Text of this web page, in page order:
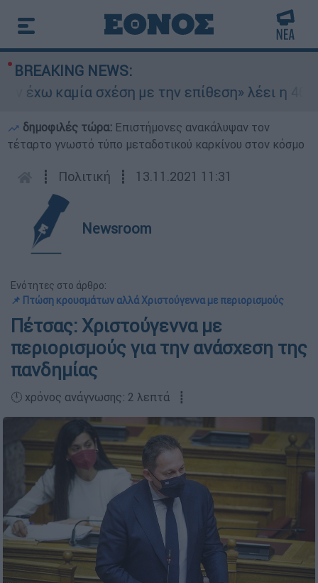
BREAKING NEWS:
καμία σχέση με την επίθεση» λέει η
δημοφιλές τώρα: Επιστήμονες ανακάλυψαν τον
τέταρτο γνωστό τύπο μεταδοτικού καρκίνου στον κόσμο
┋ Πολιτική ┋ 13.11.2021 11:31
Newsroom
Ενότητες στο άρθρο:
📌 Πτώση κρουσμάτων αλλά Χριστούγεννα με περιορισμούς
Πέτσας: Χριστούγεννα με
περιορισμούς για την ανάσχεση της
πανδημίας
🕛 χρόνος ανάγνωσης: 2 λεπτά ┋